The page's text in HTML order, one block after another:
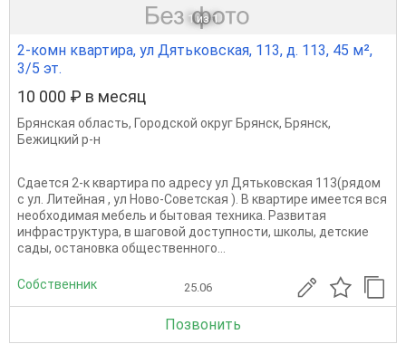
1 из 1
2-комн квартира, ул Дятьковская, 113, д. 113, 45 м²,
3/5 эт.
10 000 ₽ в месяц
Брянская область, Городской округ Брянск, Брянск,
Бежицкий р-н
Сдается 2-к квартира по адресу ул Дятьковская 113(рядом
с ул. Литейная , ул Ново-Советская ). В квартире имеется вся
необходимая мебель и бытовая техника. Развитая
инфраструктура, в шаговой доступности, школы, детские
сады, остановка общественного...
Собственник 25.06
Позвонить